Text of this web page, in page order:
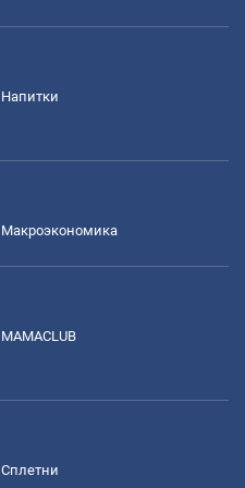
Напитки
Mакроэкономика
MAMACLUB
Сплетни